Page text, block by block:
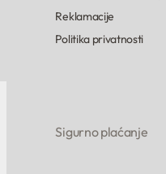
Reklamacije
Politika privatnosti
Sigurno plaćanje